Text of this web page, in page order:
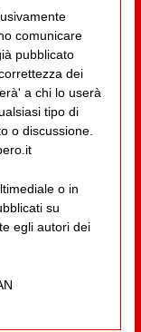
comunicare
pubblicato
dei
a chi lo userà
tipo di
o discussione.
o in
su
egli autori dei